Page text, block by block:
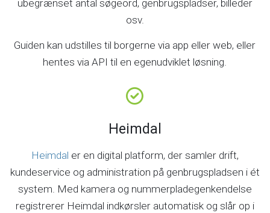
ubegrænset antal søgeord, genbrugspladser, billeder
osv.
Guiden kan udstilles til borgerne via app eller web, eller
hentes via API til en egenudviklet løsning.
Heimdal
Heimdal er en digital platform, der samler drift,
kundeservice og administration på genbrugspladsen i ét
system. Med kamera og nummerpladegenkendelse
registrerer Heimdal indkørsler automatisk og slår op i